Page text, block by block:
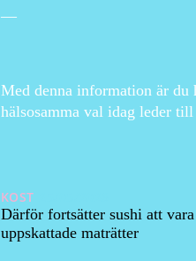
—
Med denna information är du
hälsosamma val idag leder
KOST
Därför fortsätter sushi att
uppskattade maträtter